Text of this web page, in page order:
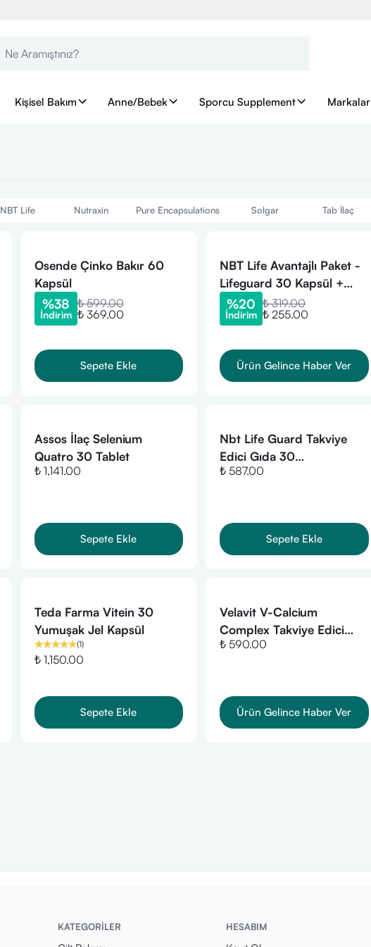
Kişisel Bakım Anne/Bebek Sporcu Supplement Markalar
NBT Life Nutraxin Pure Encapsulations Solgar Tab İlaç
Osende Çinko Bakır 60
Kapsül
%38
İndirim
₺ 599.00
₺ 369.00
Sepete Ekle
NBT Life Avantajlı Paket -
Lifeguard 30 Kapsül +
Çörek Otu Yağı 30 Kapsül
%20
İndirim
₺ 319.00
₺ 255.00
Ürün Gelince Haber Ver
Assos İlaç Selenium
Quatro 30 Tablet
₺ 1,141.00
Sepete Ekle
Nbt Life Guard Takviye
Edici Gıda 30
Kapsül(11/2026)
₺ 587.00
Sepete Ekle
Teda Farma Vitein 30
Yumuşak Jel Kapsül
(1)
₺ 1,150.00
Sepete Ekle
Velavit V-Calcium
Complex Takviye Edici
Gıda -30 Kapsül
₺ 590.00
Ürün Gelince Haber Ver
KATEGORİLER HESABIM